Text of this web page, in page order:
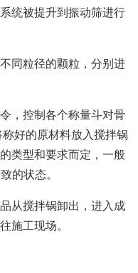
统被提升到振动筛进行
同粒径的颗粒，分别进
，控制各个称量斗对骨
好的原材料放入搅拌锅
类型和要求而定，一般
的状态。
从搅拌锅卸出，进入成
施工现场。